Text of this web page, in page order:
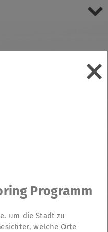
Programm
um die Stadt zu
welche Orte